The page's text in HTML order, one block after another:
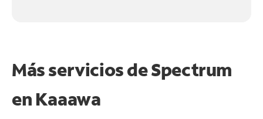
Más servicios de Spectrum
en Kaaawa